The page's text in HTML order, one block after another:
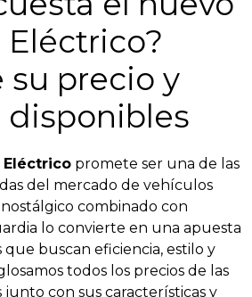
Eléctrico?
su precio y
disponibles
Eléctrico promete ser una de las
del mercado de vehículos
combinado con
lo convierte en una apuesta
buscan eficiencia, estilo y
todos los precios de las
junto con sus características y